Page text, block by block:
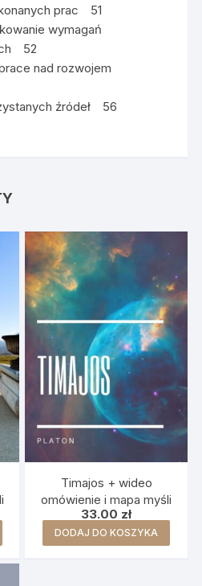
prac 51
wymagań
52
nad rozwojem
źródeł 56
Timajos + wideo
omówienie i mapa myśli
33.00 zł
DODAJ DO KOSZYKA